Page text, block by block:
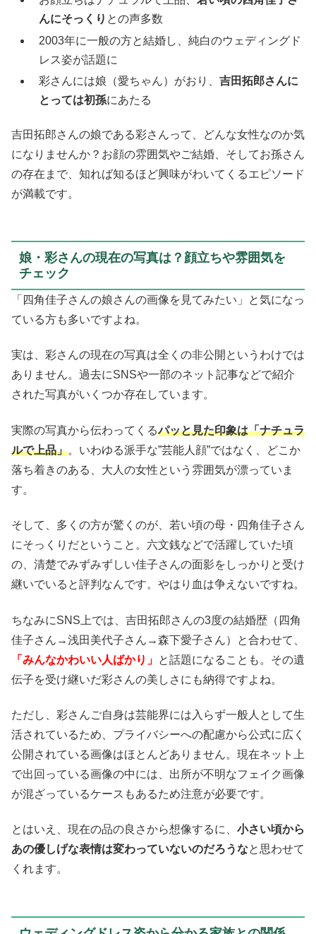
んにそっくり との声多数
2003年に一般の方と結婚し、純白のウェディングド
レス姿が話題に
彩さんには娘（愛ちゃん）がおり、吉田拓郎さんに
とっては初孫にあたる
吉田拓郎さんの娘である彩さんって、どんな女性なのか気
になりませんか？お顔の雰囲気やご結婚、そしてお孫さん
の存在まで、知れば知るほど興味がわいてくるエピソード
が満載です。
娘・彩さんの現在の写真は？顔立ちや雰囲気を
チェック
「四角佳子さんの娘さんの画像を見てみたい」と気になっ
ている方も多いですよね。
実は、彩さんの現在の写真は全くの非公開というわけでは
ありません。過去にSNSや一部のネット記事などで紹介
された写真がいくつか存在しています。
実際の写真から伝わってくるパッと見た印象は「ナチュラ
ルで上品」。いわゆる派手な”芸能人顔”ではなく、どこか
落ち着きのある、大人の女性という雰囲気が漂っていま
す。
そして、多くの方が驚くのが、若い頃の母・四角佳子さん
にそっくりだということ。六文銭などで活躍していた頃
の、清楚でみずみずしい佳子さんの面影をしっかりと受け
継いでいると評判なんです。やはり血は争えないですね。
ちなみにSNS上では、吉田拓郎さんの3度の結婚歴（四角
佳子さん→浅田美代子さん→森下愛子さん）と合わせて、
「みんなかわいい人ばかり」 と話題になることも。その遺
伝子を受け継いだ彩さんの美しさにも納得ですよね。
ただし、彩さんご自身は芸能界には入らず一般人として生
活されているため、プライバシーへの配慮から公式に広く
公開されている画像はほとんどありません。現在ネット上
で出回っている画像の中には、出所が不明なフェイク画像
が混ざっているケースもあるため注意が必要です。
とはいえ、現在の品の良さから想像するに、 小さい頃から
あの優しげな表情は変わっていないのだろうなと思わせて
くれます。